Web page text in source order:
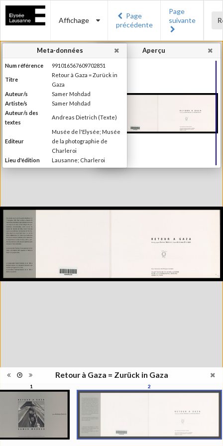
Affichage
Page
précédente
Page
suivante
Retour à Gaza = Zurück in Gaza
1 2
Aperçu
Meta-données
Num référence 991016567609702851
Titre
Retour à Gaza = Zurück in
Gaza
Auteur/s
Samer Mohdad
Artiste/s
Samer Mohdad
Auteur/s des
textes
Andreas Dietrich (Texte)
Editeur
Musée de l'Elysée; Musée
de la photographie de
Charleroi
Lieu d'édition
Lausanne; Charleroi
Date d'édition
1996
Type de reliure
Broché
Information
images
Nombre de
pages
Format
Langues